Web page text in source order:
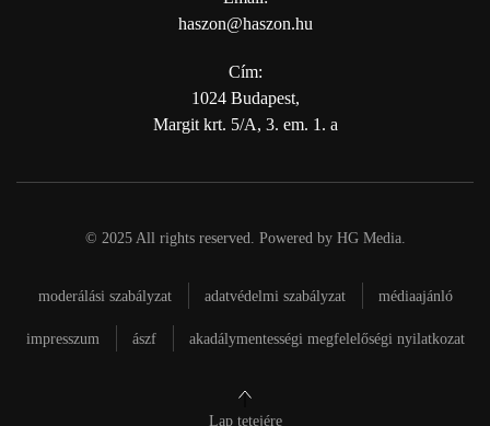
haszon@haszon.hu
Cím:
1024 Budapest,
Margit krt. 5/A, 3. em. 1. a
© 2025 All rights reserved. Powered by HG Media.
moderálási szabályzat adatvédelmi szabályzat médiaajánló
impresszum ászf akadálymentességi megfelelőségi nyilatkozat
Lap tetejére